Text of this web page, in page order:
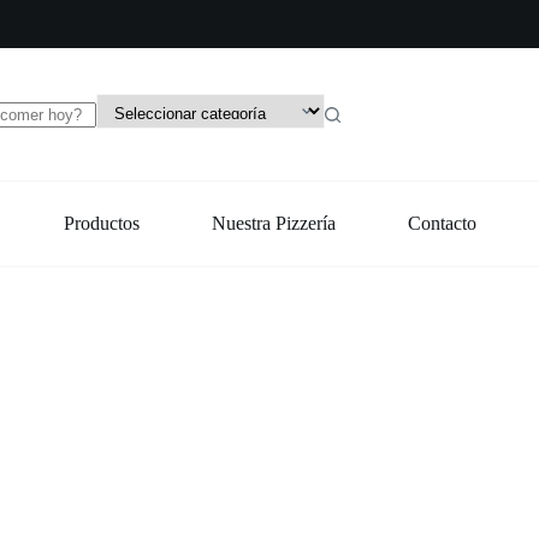
Productos Nuestra Pizzería Contacto